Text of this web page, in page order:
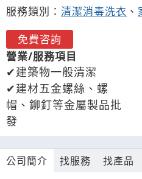
服務類別： 清潔消毒洗衣 、
免費咨詢
營業/服務項目
建築物一般清潔
建材五金螺絲、螺
帽、鉚釘等金屬製品批
發
公司簡介 找服務 找產品